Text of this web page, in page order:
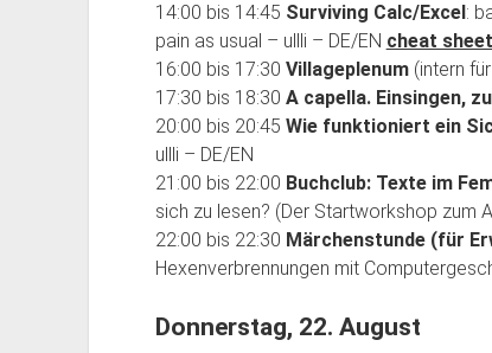
14:00 bis 14:45 Surviving Calc/Excel :
pain as usual – ullli – DE/EN cheat sheet
16:00 bis 17:30 Villageplenum(intern
17:30 bis 18:30 A capella. Einsingen,
20:00 bis 20:45 Wie funktioniert ein
ullli – DE/EN
21:00 bis 22:00 Buchclub: Texte im
sich zu lesen? (Der Startworkshop zum
22:00 bis 22:30 Märchenstunde (für
Hexenverbrennungen mit
Donnerstag, 22. August